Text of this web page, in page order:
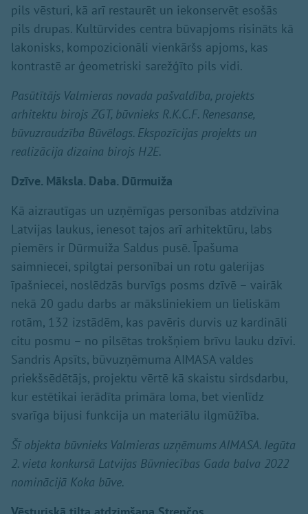
pils vēsturi, kā arī restaurēt un iekonservēt esošās
pils drupas. Kultūrvides centra būvapjoms risināts kā
lakonisks, kompozicionāli vienkāršs apjoms, kas
kontrastē ar ģeometriski sarežģīto pils vidi.
Pasūtītājs Valmieras novada pašvaldība, projekts
arhitektu birojs ZGT, būvnieks R.K.C.F. Renesanse,
būvuzraudzība Būvēlogs. Ekspozīcijas projekts un
realizācija dizaina birojs H2E.
Dzīve. Māksla. Daba. Dūrmuiža
Kā aizrautīgas un uzņēmīgas personības atdzīvina
Latvijas laukus, ienesot tajos arī arhitektūru, labs
piemērs ir Dūrmuiža Saldus pusē. Īpašuma
saimniecei, spilgtai personībai un rotu galerijas
īpašniecei, noslēdzās burvīgs posms dzīvē – vairāk
nekā 20 gadu darbs ar māksliniekiem un lieliskām
rotām, 132 izstādēm, kas pavēris durvis uz kardināli
citu posmu – no pilsētas trokšņiem brīvu lauku dzīvi.
Sandris Apsīts, būvuzņēmuma AIMASA valdes
priekšsēdētājs, projektu vērtē kā skaistu sirdsdarbu,
kur estētikai ierādīta primāra loma, bet vienlīdz
svarīga bijusi funkcija un materiālu ilgmūžība.
Šī objekta būvnieks Valmieras uzņēmums AIMASA. Iegūta
2. vieta konkursā Latvijas Būvniecības Gada balva 2022
nominācijā Koka būve.